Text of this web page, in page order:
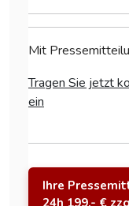
Mit
Tragen Sie jetzt
ein
Ihre
24h 199,- €